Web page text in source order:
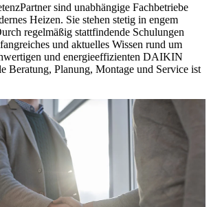
sind unabhängige Fachbetriebe
Heizen. Sie stehen stetig in engem
regelmäßig stattfindende Schulungen
und aktuelles Wissen rund um
und energieeffizienten DAIKIN
Beratung, Planung, Montage und Service ist